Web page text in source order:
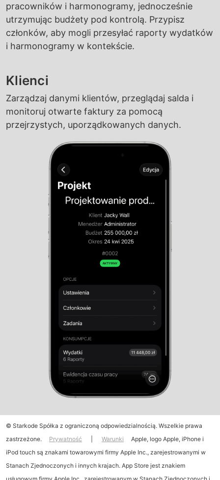
pracowników i harmonogramy, jednocześnie
utrzymując budżety pod kontrolą. Przypisz
członków, aby mogli przesyłać raporty wydatków
i harmonogramy w kontekście.
Klienci
Zarządzaj danymi klientów, przeglądaj salda i
monitoruj otwarte faktury za pomocą
przejrzystych, uporządkowanych danych.
© Starkode Spółka z ograniczoną odpowiedzialnością. Wszelkie prawa
zastrzeżone.
Prywatność Warunki
Apple, logo Apple, iPhone i
iPod touch są znakami towarowymi firmy Apple Inc., zarejestrowanymi w
Stanach Zjednoczonych i innych krajach. App Store jest znakiem